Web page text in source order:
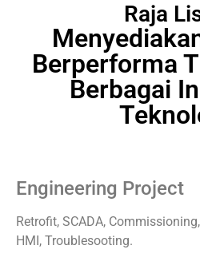
Raja
Berperforma
Berbagai
Engineering Project
Retrofit, SCADA,
HMI, Troublesooting.